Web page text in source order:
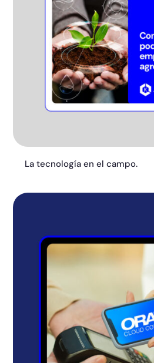
La tecnología en el campo.